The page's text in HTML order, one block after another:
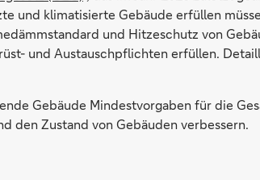
und klimatisierte Gebäude erfüllen
und Hitzeschutz von
und Austauschpflichten erfüllen.
Gebäude Mindestvorgaben für die
den Zustand von Gebäuden verbessern.